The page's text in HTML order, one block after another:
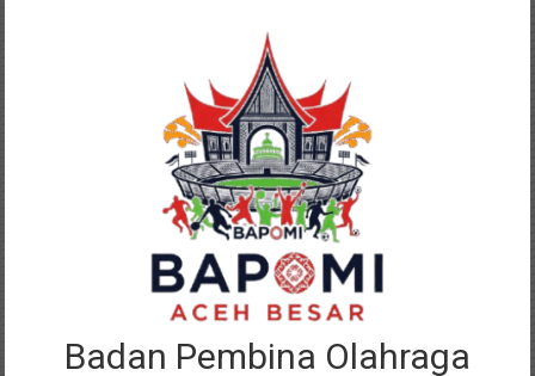
Badan Pembina Olahraga